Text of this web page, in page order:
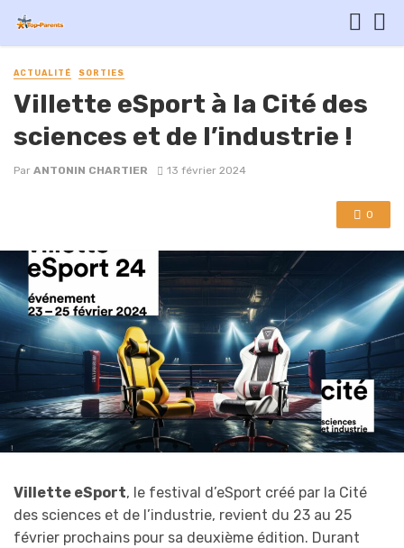
ACTUALITÉ SORTIES
Villette eSport à la Cité des
sciences et de l’industrie !
Par ANTONIN CHARTIER 13 février 2024
0
Villette eSport, le festival d’eSport créé par la Cité
des sciences et de l’industrie, revient du 23 au 25
février prochains pour sa deuxième édition. Durant